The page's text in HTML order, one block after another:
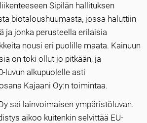
Sipilän hallituksen
biotaloushuumasta, jossa haluttiin
ja jonka perusteella erilaisia
nousi eri puolille maata. Kainuun
on toki ollut jo pitkään, ja
luvun alkupuolelle asti
Kajaani Oy:n toimintaa.
sai lainvoimaisen ympäristöluvan.
aikoo kuitenkin selvittää EU-